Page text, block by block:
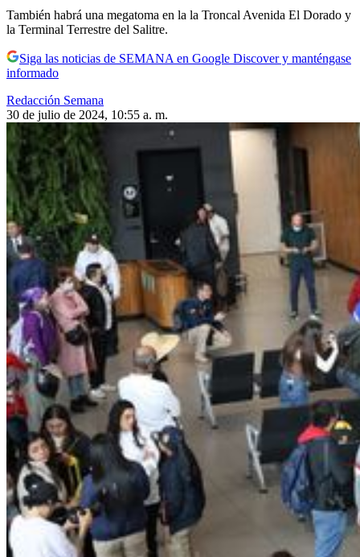
También habrá una megatoma en la la Troncal Avenida El Dorado y
la Terminal Terrestre del Salitre.
Siga las noticias de SEMANA en Google Discover y manténgase
informado
Redacción Semana
30 de julio de 2024, 10:55 a. m.